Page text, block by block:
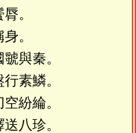
。
。
與秦。
素鱗。
紛綸。
八珍。